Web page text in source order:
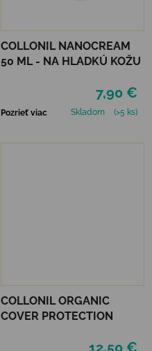
COLLONIL NANOCREAM
50 ML - NA HLADKÚ KOŽU
7,90 €
Pozrieť viac Skladom (>5 ks)
COLLONIL ORGANIC
COVER PROTECTION
12,50 €